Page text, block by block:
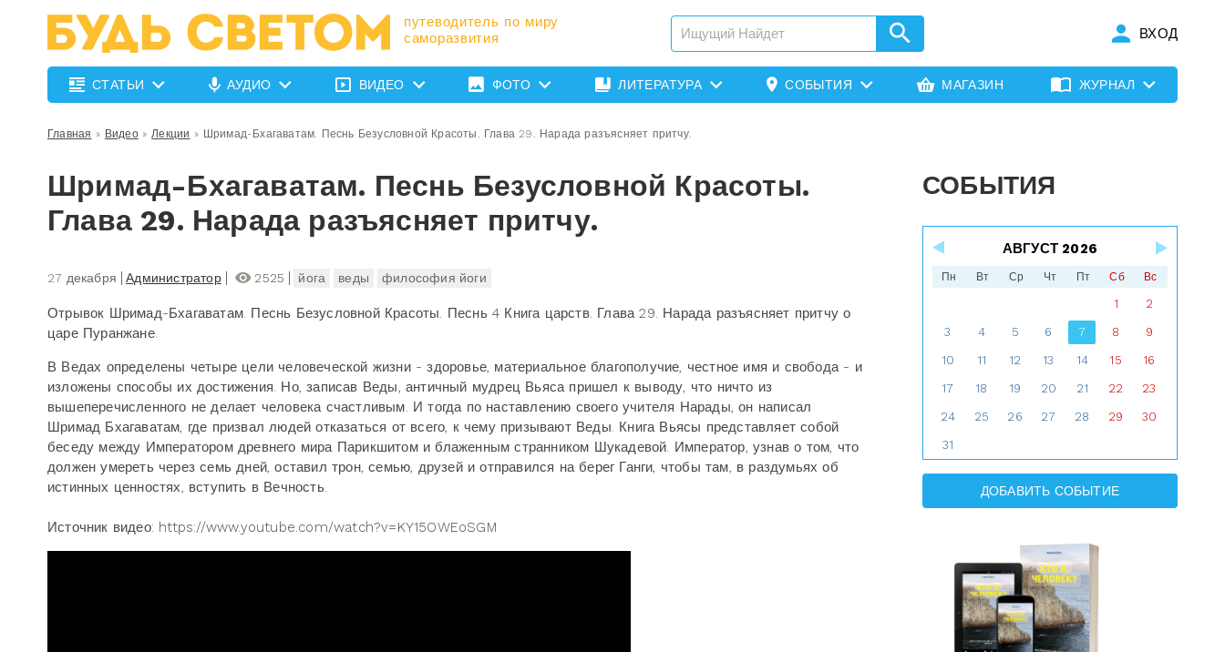
путеводитель по миру
саморазвития
ВХОД
СТАТЬИ АУДИО ВИДЕО ФОТО ЛИТЕРАТУРА СОБЫТИЯ МАГАЗИН ЖУРНАЛ
Главная » Видео» Лекции » Шримад-Бхагаватам. Песнь Безусловной Красоты. Глава 29. Нарада разъясняет притчу.
Шримад-Бхагаватам. Песнь Безусловной Красоты.
Глава 29. Нарада разъясняет притчу.
27 декабря Администратор 2525 йога веды философия йоги
Отрывок Шримад-Бхагаватам. Песнь Безусловной Красоты. Песнь 4 Книга царств. Глава 29. Нарада разъясняет притчу о
царе Пуранжане.
В Ведах определены четыре цели человеческой жизни - здоровье, материальное благополучие, честное имя и свобода - и
изложены способы их достижения. Но, записав Веды, античный мудрец Вьяса пришел к выводу, что ничто из
вышеперечисленного не делает человека счастливым. И тогда по наставлению своего учителя Нарады, он написал
Шримад Бхагаватам, где призвал людей отказаться от всего, к чему призывают Веды. Книга Вьясы представляет собой
беседу между Императором древнего мира Парикшитом и блаженным странником Шукадевой. Император, узнав о том, что
должен умереть через семь дней, оставил трон, семью, друзей и отправился на берег Ганги, чтобы там, в раздумьях об
истинных ценностях, вступить в Вечность.
Источник видео: https://www.youtube.com/watch?v=KY15OWEoSGM
СОБЫТИЯ
АВГУСТ 2026
Пн Вт Ср Чт Пт Сб Вс
1 2
3 4 5 6 7 8 9
10 11 12 13 14 15 16
17 18 19 20 21 22 23
24 25 26 27 28 29 30
31
ДОБАВИТЬ СОБЫТИЕ